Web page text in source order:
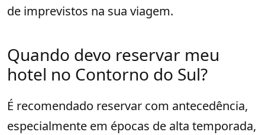
de imprevistos na sua viagem.
Quando devo reservar meu
hotel no Contorno do Sul?
É recomendado reservar com antecedência,
especialmente em épocas de alta temporada,